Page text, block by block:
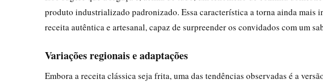
produto industrializado padronizado. Essa característica a torna ainda mais
receita autêntica e artesanal, capaz de surpreender os convidados com um
Variações regionais e adaptações
Embora a receita clássica seja frita, uma das tendências observadas é a